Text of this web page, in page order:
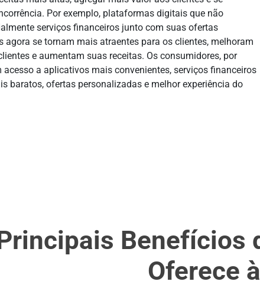
Por exemplo, plataformas digitais que não
serviços financeiros junto com suas ofertas
agora se tornam mais atraentes para os clientes, melhoram
e aumentam suas receitas. Os consumidores, por
acesso a aplicativos mais convenientes, serviços financeiros
baratos, ofertas personalizadas e melhor experiência do
Benefícios
Oferece